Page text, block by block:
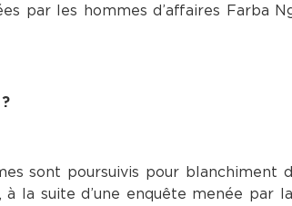
par les hommes d’affaires Farba
sont poursuivis pour blanchiment
à la suite d’une enquête menée